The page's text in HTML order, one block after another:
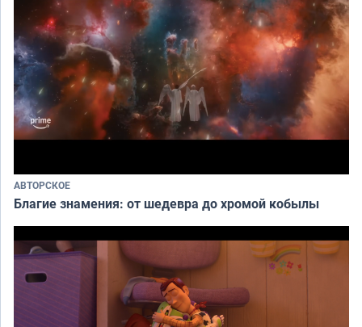
АВТОРСКОЕ
Благие знамения: от шедевра до хромой кобылы